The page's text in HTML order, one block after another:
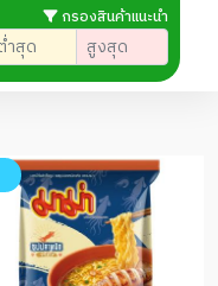
กรองสินค้าแนะนำ